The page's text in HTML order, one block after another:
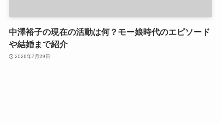
中澤裕子の現在の活動は何？モー娘時代のエピソード
や結婚まで紹介
2026年7月29日